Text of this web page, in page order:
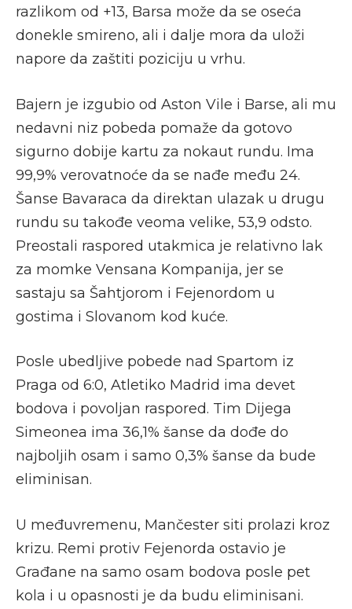
razlikom od +13, Barsa može da se oseća
donekle smireno, ali i dalje mora da uloži
napore da zaštiti poziciju u vrhu.
Bajern je izgubio od Aston Vile i Barse, ali mu
nedavni niz pobeda pomaže da gotovo
sigurno dobije kartu za nokaut rundu. Ima
99,9% verovatnoće da se nađe među 24.
Šanse Bavaraca da direktan ulazak u drugu
rundu su takođe veoma velike, 53,9 odsto.
Preostali raspored utakmica je relativno lak
za momke Vensana Kompanija, jer se
sastaju sa Šahtjorom i Fejenordom u
gostima i Slovanom kod kuće.
Posle ubedljive pobede nad Spartom iz
Praga od 6:0, Atletiko Madrid ima devet
bodova i povoljan raspored. Tim Dijega
Simeonea ima 36,1% šanse da dođe do
najboljih osam i samo 0,3% šanse da bude
eliminisan.
U međuvremenu, Mančester siti prolazi kroz
krizu. Remi protiv Fejenorda ostavio je
Građane na samo osam bodova posle pet
kola i u opasnosti je da budu eliminisani.